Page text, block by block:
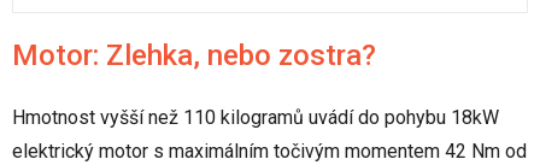
Motor: Zlehka, nebo zostra?
Hmotnost vyšší než 110 kilogramů uvádí do pohybu 18kW
elektrický motor s maximálním točivým momentem 42 Nm od